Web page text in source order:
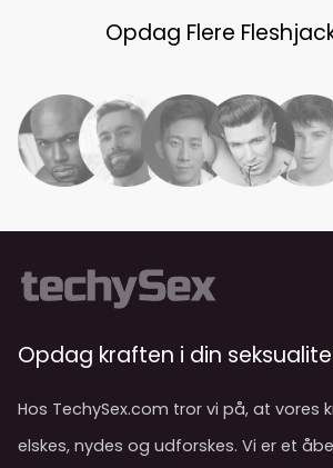
Opdag Flere
Opdag kraften i din
Hos TechySex.com tror vi på, at vores
elskes, nydes og udforskes. Vi er et